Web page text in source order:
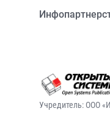
Учредитель: ООО